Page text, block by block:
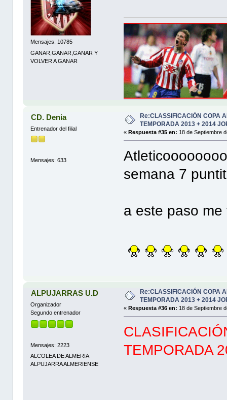
Mensajes: 10785
GANAR,GANAR,GANAR Y
VOLVER A GANAR
CD. Denia
Entrenador del filial
Mensajes: 633
Re:CLASSIFICACIÓN COPA
TEMPORADA 2013 + 2014
«Respuesta #35 en: 18 de Septiembre
semana 7
a este paso
ALPUJARRAS U.D
Organizador
Segundo entrenador
Mensajes: 2223
ALCOLEA DE ALMERIA
ALPUJARRA ALMERIENSE
Re:CLASSIFICACIÓN COPA
TEMPORADA 2013 + 2014
« Respuesta #36 en: 18 de Septiembre
TEMPORADA